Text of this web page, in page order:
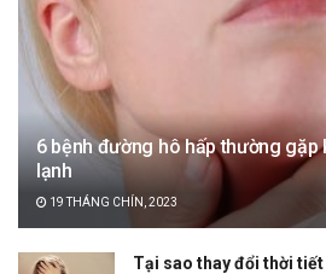
6 bệnh đường hô hấp thường gặp
lạnh
19 THÁNG CHÍN, 2023
Tại sao thay đổi thời